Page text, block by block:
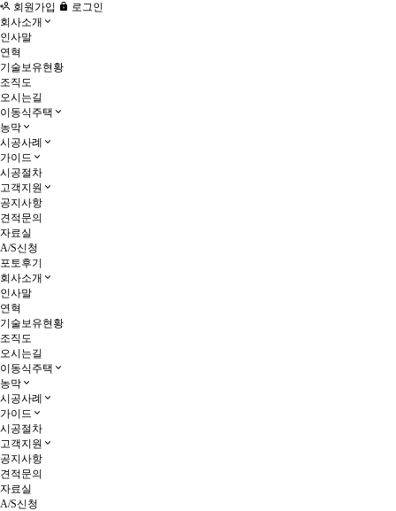
회원가입
로그인
회사소개
인사말
연혁
기술보유현황
조직도
오시는길
이동식주택
농막
시공사례
가이드
시공절차
고객지원
공지사항
견적문의
자료실
A/S신청
포토후기
회사소개
인사말
연혁
기술보유현황
조직도
오시는길
이동식주택
농막
시공사례
가이드
시공절차
고객지원
공지사항
견적문의
자료실
A/S신청